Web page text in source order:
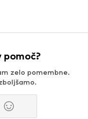
pomoč?
zelo pomembne.